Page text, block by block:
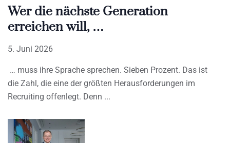
Wer die nächste Generation
erreichen will, …
5. Juni 2026
… muss ihre Sprache sprechen. Sieben Prozent. Das ist
die Zahl, die eine der größten Herausforderungen im
Recruiting offenlegt. Denn